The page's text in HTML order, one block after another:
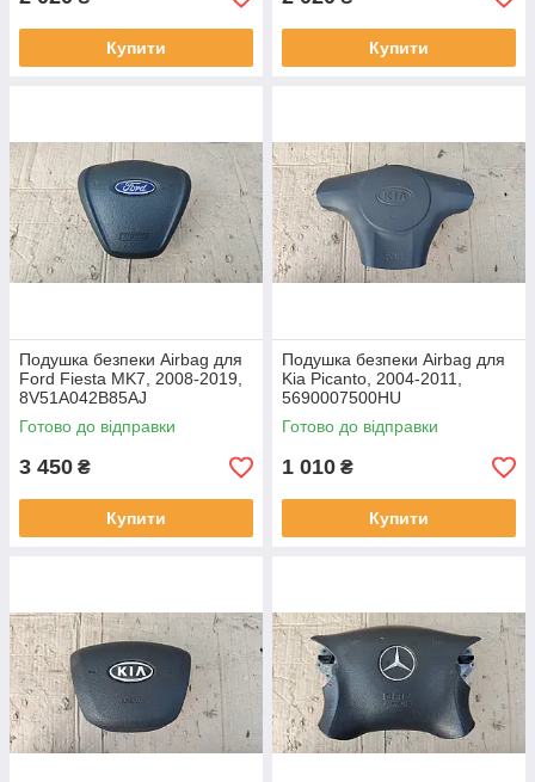
Купити Купити
Подушка безпеки Airbag для
Ford Fiesta MK7, 2008-2019,
8V51A042B85AJ
Готово до відправки
3 450 ₴
Купити
Подушка безпеки Airbag для
Kia Picanto, 2004-2011,
5690007500HU
Готово до відправки
1 010 ₴
Купити